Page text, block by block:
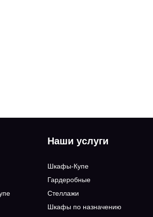
Наши услуги
Шкафы-Купе
Гардеробные
Стеллажи
Шкафы по назначению